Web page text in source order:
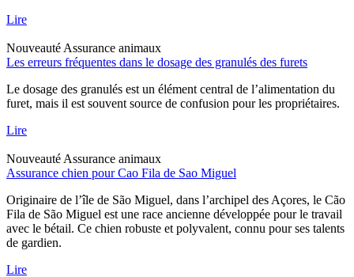
Lire
Nouveauté Assurance animaux
Les erreurs fréquentes dans le dosage des granulés des furets
Le dosage des granulés est un élément central de l’alimentation du
furet, mais il est souvent source de confusion pour les propriétaires.
Lire
Nouveauté Assurance animaux
Assurance chien pour Cao Fila de Sao Miguel
Originaire de l’île de São Miguel, dans l’archipel des Açores, le Cão
Fila de São Miguel est une race ancienne développée pour le travail
avec le bétail. Ce chien robuste et polyvalent, connu pour ses talents
de gardien.
Lire